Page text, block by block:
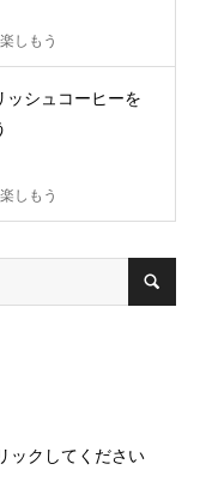
しもう
ッシュコーヒーを
しもう
ックしてください